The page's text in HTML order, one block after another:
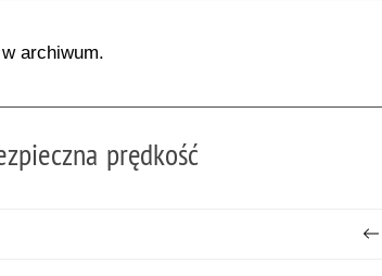
archiwum.
prędkość